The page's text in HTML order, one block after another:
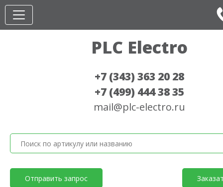
PLC Electro
+7 (343) 363 20 28
+7 (499) 444 38 35
mail@plc-electro.ru
Отправить запрос